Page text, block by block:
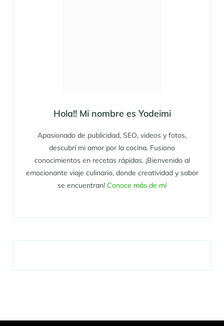
Hola!! Mi nombre es Yodeimi
Apasionado de publicidad, SEO, videos y fotos,
descubrí mi amor por la cocina. Fusiono
conocimientos en recetas rápidas. ¡Bienvenido al
emocionante viaje culinario, donde creatividad y sabor
se encuentran! Conoce más de mí